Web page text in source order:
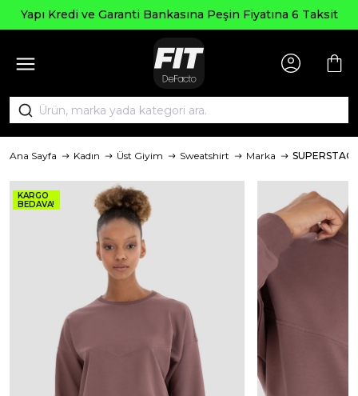
Bankasına Peşin Fiyatına 6 Taksit
Ana Sayfa Kadın Üst Giyim Sweatshirt Marka SUPERSTACY
KARGO
BEDAVA!